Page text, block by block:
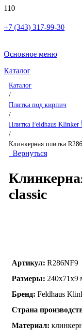
+7 (343) 317-99-30
Основное меню
Каталог
Каталог
/
Плитка под кирпич
/
Плитка Feldhaus
/
Клинкерная плитка
Вернуться
classic
Артикул: R286NF9
Размеры: 240x71x9
Бренд: Feldhaus
Страна
Материал: